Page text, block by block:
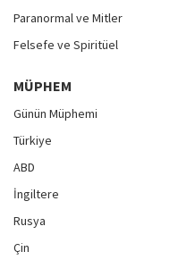
Paranormal ve Mitler
Felsefe ve Spiritüel
MÜPHEM
Günün Müphemi
Türkiye
ABD
İngiltere
Rusya
Çin